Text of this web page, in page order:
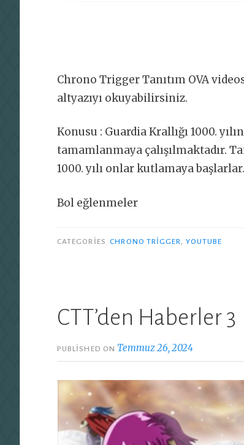
Chrono Trigger Tanıtım OVA
altyazıyı okuyabilirsiniz.
Konusu : Guardia Krallığı 1000.
tamamlanmaya çalışılmaktadır.
1000. yılı onlar kutlamaya başlarlar.
Bol eğlenmeler
CATEGORIES CHRONO TRIGGER, YOUTUBE
CTT’den Haberler 3
PUBLISHED ON Temmuz 26, 2024